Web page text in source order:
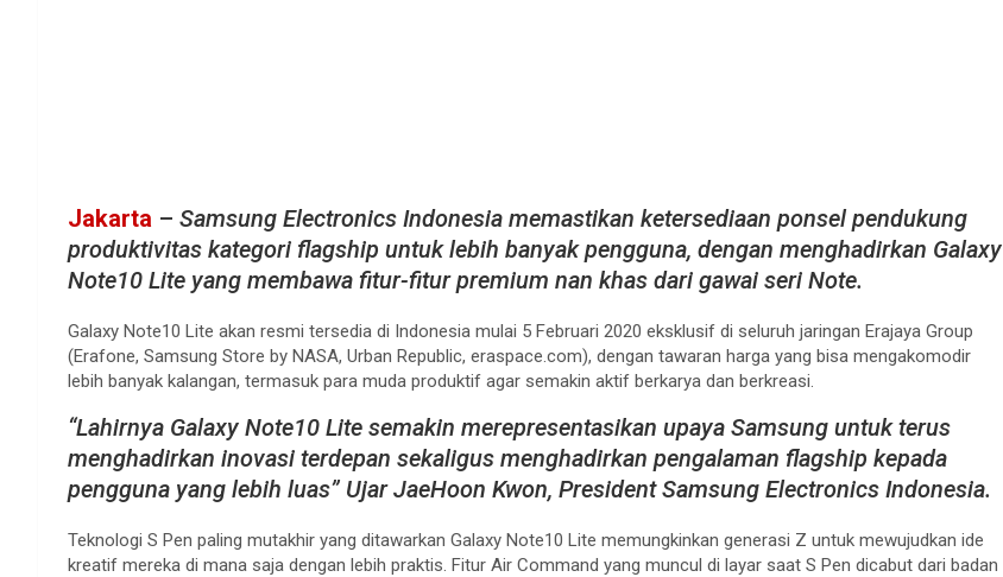
Jakarta – Samsung Electronics Indonesia memastikan ketersediaan ponsel pendukung
produktivitas kategori flagship untuk lebih banyak pengguna, dengan menghadirkan Galaxy
Note10 Lite yang membawa fitur-fitur premium nan khas dari gawai seri Note.
Galaxy Note10 Lite akan resmi tersedia di Indonesia mulai 5 Februari 2020 eksklusif di seluruh jaringan Erajaya Group
(Erafone, Samsung Store by NASA, Urban Republic, eraspace.com), dengan tawaran harga yang bisa mengakomodir
lebih banyak kalangan, termasuk para muda produktif agar semakin aktif berkarya dan berkreasi.
“Lahirnya Galaxy Note10 Lite semakin merepresentasikan upaya Samsung untuk terus
menghadirkan inovasi terdepan sekaligus menghadirkan pengalaman flagship kepada
pengguna yang lebih luas” Ujar JaeHoon Kwon, President Samsung Electronics Indonesia.
Teknologi S Pen paling mutakhir yang ditawarkan Galaxy Note10 Lite memungkinkan generasi Z untuk mewujudkan ide
kreatif mereka di mana saja dengan lebih praktis. Fitur Air Command yang muncul di layar saat S Pen dicabut dari badan